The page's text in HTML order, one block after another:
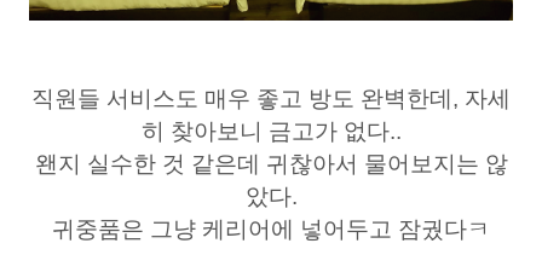
직원들 서비스도 매우 좋고 방도 완벽한데, 자세
히 찾아보니 금고가 없다..
왠지 실수한 것 같은데 귀찮아서 물어보지는 않
았다.
귀중품은 그냥 케리어에 넣어두고 잠궜다ㅋ